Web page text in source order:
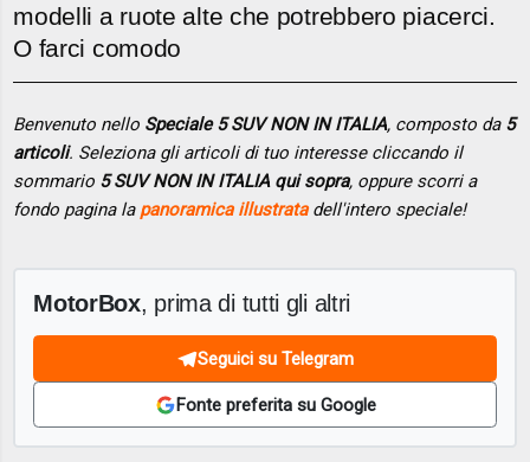
modelli a ruote alte che potrebbero piacerci.
O farci comodo
Benvenuto nello Speciale 5 SUV NON IN ITALIA, composto da 5
articoli. Seleziona gli articoli di tuo interesse cliccando il
sommario 5 SUV NON IN ITALIA qui sopra, oppure scorri a
fondo pagina la panoramica illustratadell'intero speciale!
MotorBox, prima di tutti gli altri
Seguici su Telegram
Fonte preferita su Google